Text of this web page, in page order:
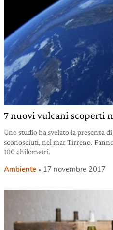
7 nuovi vulcani scoperti
Uno studio ha svelato la presenza
sconosciuti, nel mar Tirreno.
100 chilometri.
Ambiente 17 novembre 2017